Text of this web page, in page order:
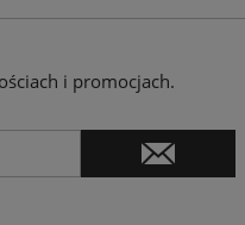
i promocjach.